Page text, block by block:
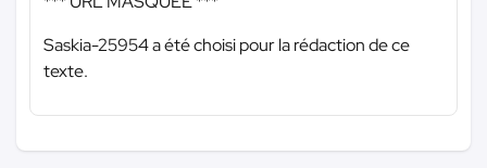
Saskia-25954 a été choisi pour la rédaction de ce
texte.